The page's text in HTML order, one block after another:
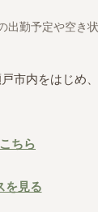
勤予定や空き
市内をはじめ
ちら
を見る